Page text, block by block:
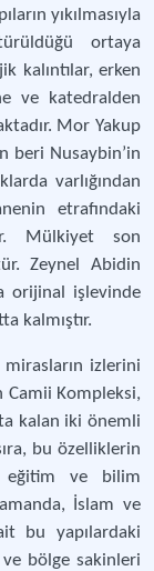
yıkılmasıyla
ortaya
kalıntılar, erken
ve katedralden
Mor Yakup
beri Nusaybin’in
varlığından
etrafındaki
Mülkiyet son
Zeynel Abidin
orijinal işlevinde
kalmıştır.
izlerini
Camii Kompleksi,
kalan iki önemli
bu özelliklerin
eğitim ve bilim
İslam ve
bu yapılardaki
bölge sakinleri